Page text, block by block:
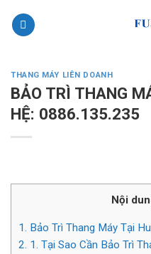
THANG MÁY LIÊN DOANH
BẢO TRÌ THANG
HỆ: 0886.135.235
Nội
1. Bảo Trì Thang Máy Tại
2. 1. Tại Sao Cần Bảo Trì